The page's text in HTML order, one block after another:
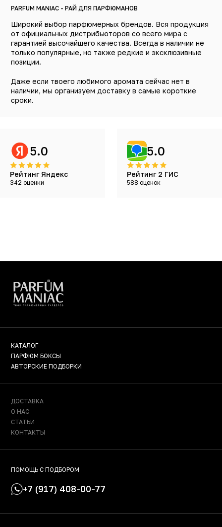
PARFUM MANIAC - РАЙ ДЛЯ ПАРФЮМАНОВ
Широкий выбор парфюмерных брендов. Вся продукция
от официальных дистрибьюторов со всего мира с
гарантией высочайшего качества. Всегда в наличии не
только популярные, но также редкие и эксклюзивные
позиции.
Даже если твоего любимого аромата сейчас нет в
наличии, мы организуем доставку в самые короткие
сроки.
5.0
Рейтинг Яндекс
342 оценки
5.0
Рейтинг 2 ГИС
588 оценок
КАТАЛОГ
ПАРФЮМ БОКСЫ
АВТОРСКИЕ ПОДБОРКИ
ДОСТАВКА
О НАС
СТАТЬИ
КОНТАКТЫ
ПОМОЩЬ С ПОДБОРОМ
+7 (917) 408-00-77